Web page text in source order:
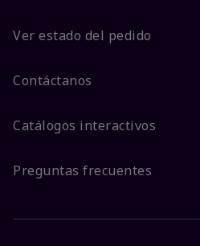
Ver estado del pedido
Contáctanos
Catálogos interactivos
Preguntas frecuentes